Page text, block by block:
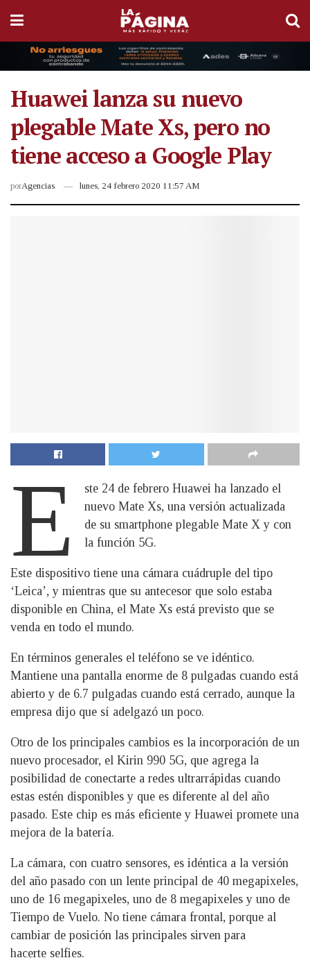
Huawei lanza su nuevo
plegable Mate Xs, pero no
tiene acceso a Google Play
porAgencias lunes, 24 febrero 2020 11:57 AM
E
ste 24 de febrero Huawei ha lanzado el
nuevo Mate Xs, una versión actualizada
de su smartphone plegable Mate X y con
la función 5G.
Este dispositivo tiene una cámara cuádruple del tipo
‘Leica’, y mientras que su antecesor que solo estaba
disponible en China, el Mate Xs está previsto que se
venda en todo el mundo.
En términos generales el teléfono se ve idéntico.
Mantiene una pantalla enorme de 8 pulgadas cuando está
abierto y de 6.7 pulgadas cuando está cerrado, aunque la
empresa dijo que sí adelgazó un poco.
Otro de los principales cambios es la incorporación de un
nuevo procesador, el Kirin 990 5G, que agrega la
posibilidad de conectarte a redes ultrarrápidas cuando
estas estén disponibles y que es diferente al del año
pasado. Este chip es más eficiente y Huawei promete una
mejora de la batería.
La cámara, con cuatro sensores, es idéntica a la versión
del año pasado con un lente principal de 40 megapixeles,
uno de 16 megapixeles, uno de 8 megapixeles y uno de
Tiempo de Vuelo. No tiene cámara frontal, porque al
cambiar de posición las principales sirven para
hacerte selfies.